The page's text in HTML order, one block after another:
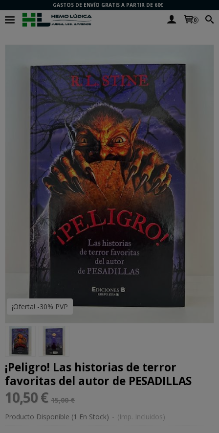
GASTOS DE ENVÍO GRATIS A PARTIR DE 60€
0
¡Oferta! -30% PVP
¡Peligro! Las historias de terror
favoritas del autor de PESADILLAS
10,50 € 15,00 €
Producto Disponible (1 En Stock) - (Imp. Incluidos)